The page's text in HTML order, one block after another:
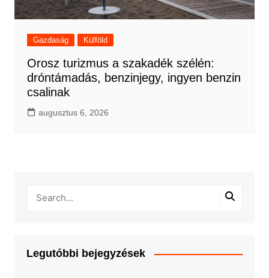
Gazdaság Külföld
Orosz turizmus a szakadék szélén:
dróntámadás, benzinjegy, ingyen benzin
csalinak
augusztus 6, 2026
Legutóbbi bejegyzések